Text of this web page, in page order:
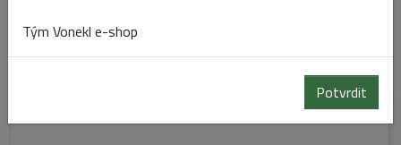
Kód: 537321
Skladem
AROMALAMPA PORCELÁN 11,6 CM BÍLÁ
Tým Vonekl e-shop
Potvrdit